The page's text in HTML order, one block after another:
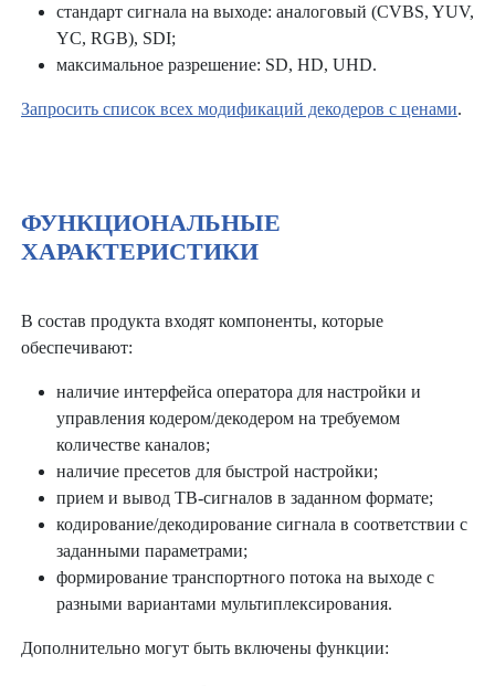
стандарт сигнала на выходе: аналоговый (CVBS, YUV,
YC, RGB), SDI;
максимальное разрешение: SD, HD, UHD.
Запросить список всех модификаций декодеров с ценами.
ФУНКЦИОНАЛЬНЫЕ
ХАРАКТЕРИСТИКИ
В состав продукта входят компоненты, которые
обеспечивают:
наличие интерфейса оператора для настройки и
управления кодером/декодером на требуемом
количестве каналов;
наличие пресетов для быстрой настройки;
прием и вывод ТВ-сигналов в заданном формате;
кодирование/декодирование сигнала в соответствии с
заданными параметрами;
формирование транспортного потока на выходе с
разными вариантами мультиплексирования.
Дополнительно могут быть включены функции: